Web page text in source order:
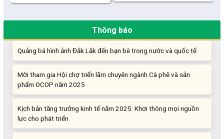
Thông báo
Quảng bá hình ảnh Đắk Lắk đến bạn bè trong nước và quốc tế
Mời tham gia Hội chợ triển lãm chuyên ngành Cà phê và sản
phẩm OCOP năm 2025
Kịch bản tăng trưởng kinh tế năm 2025: Khơi thông mọi nguồn
lực cho phát triển
Đắk Lắk xây dựng kịch bản tăng trưởng kinh tế - xã hội năm